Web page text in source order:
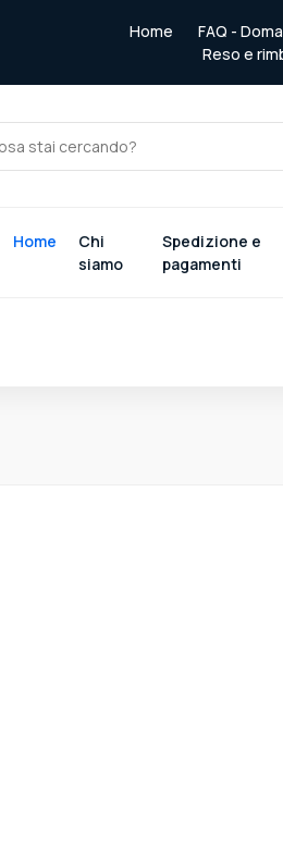
Home
FAQ -
Reso e
Home
Chi
siamo
Spedizione e
pagamenti